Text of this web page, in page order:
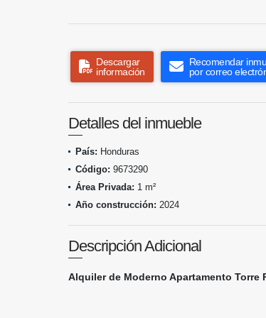
Descargar
información
Recomendar
por correo
Detalles del inmueble
País: Honduras
Código: 9673290
Área Privada: 1 m²
Año construcción: 2024
Descripción Adicional
Alquiler de ​Moderno Apartamento Torre